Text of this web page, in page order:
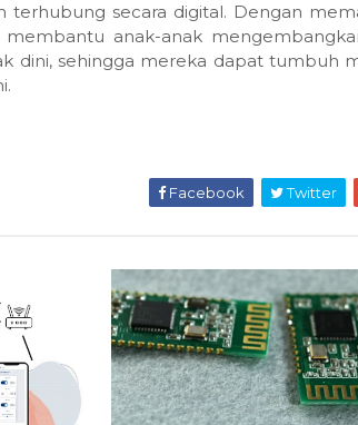
terhubung secara digital. Dengan
anak-anak
dini, sehingga mereka dapat tumbuh
Facebook Twitter